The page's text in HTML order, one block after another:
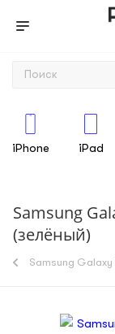
iPhone iPad
Samsung
(зелёный)
Samsung Galaxy